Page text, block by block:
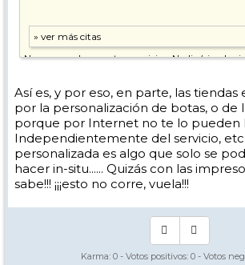
No, no se valoran estos servicios. Nadie (siendo
probarse 6 modelos en tres tallas cada una,
de comprarla en una gran cadena sin
por 260.
Y los poquísimos que haya que lo valoren, no
para hacer rentable casi ninguna tienda buena.
directamente desaparecen)
Y alguien dirá "es que hay 40 euros de
de prueba y tiene el precio más alto. Cosas así
foro con frecuencia o cosas como "con lo caro
Y como no se valoran, cada vez habrá menos
poder comprar bien. y un día no podremos ni
Así es, y por eso, en parte, las
por la personalización de botas, o de
porque por Internet no te lo pueden
Independientemente del servicio,
personalizada es algo que solo se
hacer in-situ...... Quizás con las
sabe!!! ¡¡¡esto no corre, vuela!!!
Karma: 0 - Votos positivos: 0 - Votos